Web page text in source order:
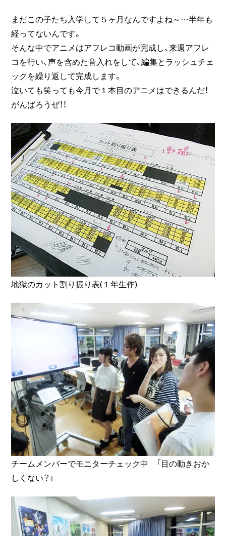
まだこの子たち入学して５ヶ月なんですよね～…半年も
経ってないんです。
そんな中でアニメはアフレコ動画が完成し、来週アフレ
コを行い、声を含めた音入れをして、編集とラッシュチェ
ックを繰り返して完成します。
泣いても笑っても今月で１本目のアニメはできるんだ！
がんばろうぜ！！
地獄のカット割り振り表(１年生作)
チームメンバーでモニターチェック中 「目の動きおか
しくない？」